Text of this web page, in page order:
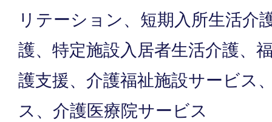
リテーション、短期入所生活介
護、特定施設入居者生活介護、
護支援、介護福祉施設サービス
ス、介護医療院サービス